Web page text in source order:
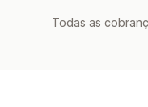
Todas as